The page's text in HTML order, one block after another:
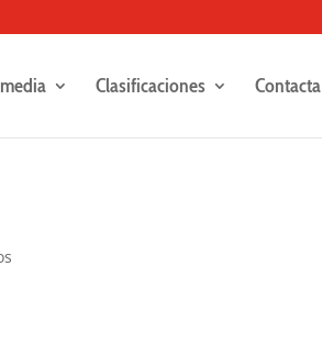
Clasificaciones Contacta